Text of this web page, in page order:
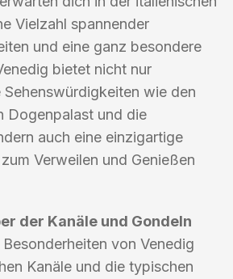
Vielzahl spannender
und eine ganz besondere
bietet nicht nur
Sehenswürdigkeiten wie den
Dogenpalast und die
auch eine einzigartige
Verweilen und Genießen
der Kanäle und Gondeln
von Venedig
Kanäle und die typischen